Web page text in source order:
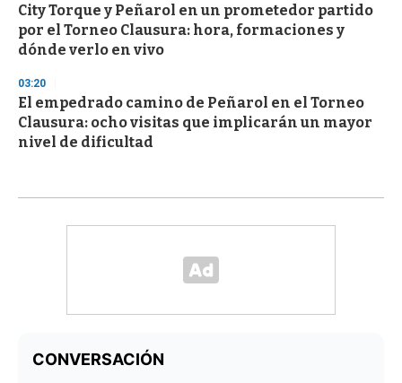
City Torque y Peñarol en un prometedor partido
por el Torneo Clausura: hora, formaciones y
dónde verlo en vivo
03:20
El empedrado camino de Peñarol en el Torneo
Clausura: ocho visitas que implicarán un mayor
nivel de dificultad